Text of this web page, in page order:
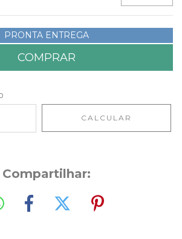
PRONTA ENTREGA
CALCULAR
Compartilhar: